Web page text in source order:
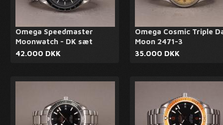
Omega Speedmaster
Moonwatch - DK sæt
42.000 DKK
Omega Cosmic Triple
Moon 2471-3
35.000 DKK